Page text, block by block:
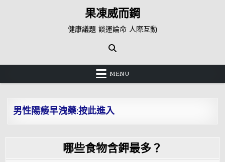
果凍威而鋼
健康議題 談運論命 人際互動
MENU
男性陽痿早洩藥:按此進入
哪些食物含鉀最多？